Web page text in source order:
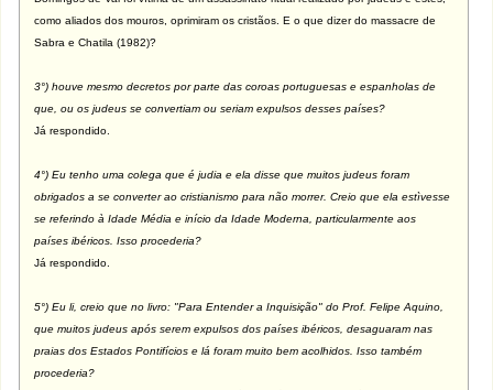
como aliados dos mouros, oprimiram os cristãos. E o que dizer do massacre de
Sabra e Chatila (1982)?
3°) houve mesmo decretos por parte das coroas portuguesas e espanholas de
que, ou os judeus se convertiam ou seriam expulsos desses países?
Já respondido.
4°) Eu tenho uma colega que é judia e ela disse que muitos judeus foram
obrigados a se converter ao cristianismo para não morrer. Creio que ela estìvesse
se referindo à Idade Média e início da Idade Moderna, particularmente aos
países ibéricos. Isso procederia?
Já respondido.
5°) Eu li, creio que no livro: "Para Entender a Inquisição" do Prof. Felipe Aquino,
que muitos judeus após serem expulsos dos países ibéricos, desaguaram nas
praias dos Estados Pontifícios e lá foram muito bem acolhidos. Isso também
procederia?